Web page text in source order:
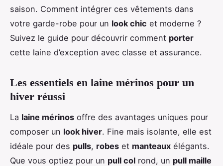
saison. Comment intégrer ces vêtements dans
votre garde-robe pour un look chic et moderne ?
Suivez le guide pour découvrir comment porter
cette laine d’exception avec classe et assurance.
Les essentiels en laine mérinos pour un
hiver réussi
La laine mérinos offre des avantages uniques pour
composer un look hiver. Fine mais isolante, elle est
idéale pour des pulls, robes et manteaux élégants.
Que vous optiez pour un pull col rond, un pull maille